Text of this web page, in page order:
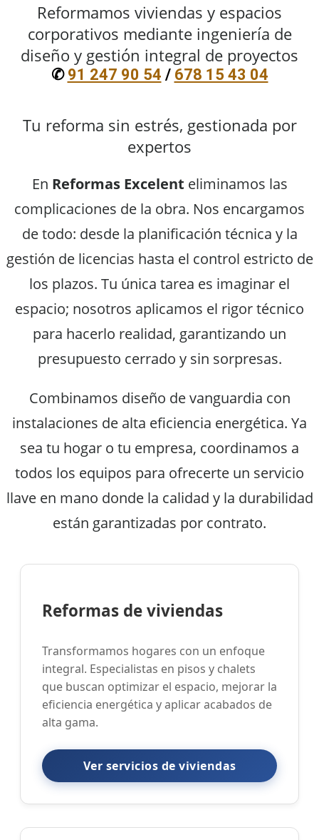
Reformamos viviendas y espacios
corporativos mediante ingeniería de
diseño y gestión integral de proyectos
✆ 91 247 90 54 / 678 15 43 04
Tu reforma sin estrés, gestionada por
expertos
En Reformas Excelent eliminamos las
complicaciones de la obra. Nos encargamos
de todo: desde la planificación técnica y la
gestión de licencias hasta el control estricto de
los plazos. Tu única tarea es imaginar el
espacio; nosotros aplicamos el rigor técnico
para hacerlo realidad, garantizando un
presupuesto cerrado y sin sorpresas.
Combinamos diseño de vanguardia con
instalaciones de alta eficiencia energética. Ya
sea tu hogar o tu empresa, coordinamos a
todos los equipos para ofrecerte un servicio
llave en mano donde la calidad y la durabilidad
están garantizadas por contrato.
Reformas de viviendas
Transformamos hogares con un enfoque
integral. Especialistas en pisos y chalets
que buscan optimizar el espacio, mejorar la
eficiencia energética y aplicar acabados de
alta gama.
Ver servicios de viviendas